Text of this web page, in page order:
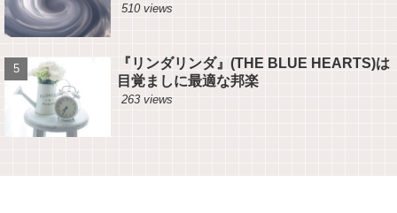
510 views
『リンダリンダ』(THE BLUE HEARTS)は
目覚ましに最適な邦楽
263 views